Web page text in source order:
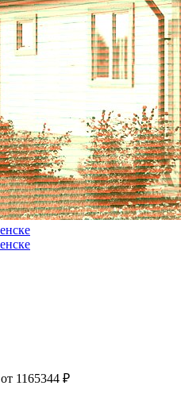
от 1165344 ₽